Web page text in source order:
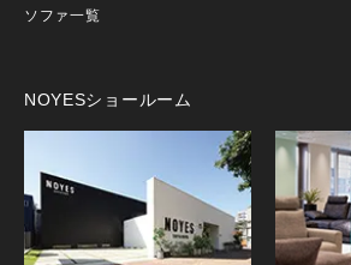
ソファ一覧
NOYESショールーム